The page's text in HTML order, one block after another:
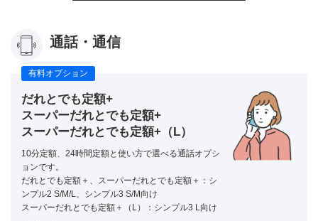
通話・通信
有料オプション
だれとでも定額+
スーパーだれとでも定額+
スーパーだれとでも定額+（L）
10分定額、24時間定額と使い方で選べる通話オプシ
ョンです。
だれとでも定額＋、スーパーだれとでも定額＋：シ
ンプル2 S/M/L、シンプル3 S/M向け
スーパーだれとでも定額＋（L）：シンプル3 L向け